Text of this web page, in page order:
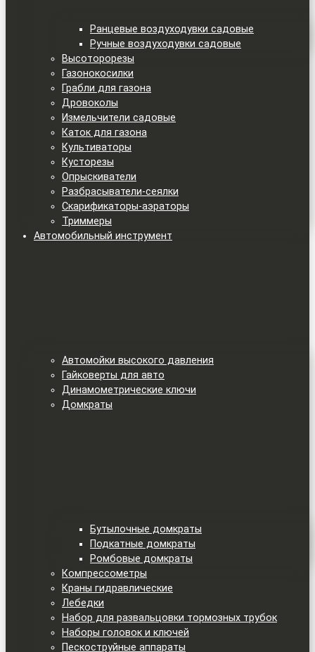
Ранцевые воздуходувки садовые
Ручные воздуходувки садовые
Высоторорезы
Газонокосилки
Грабли для газона
Дровоколы
Измельчители садовые
Каток для газона
Культиваторы
Кусторезы
Опрыскиватели
Разбрасыватели-сеялки
Скарификаторы-аэраторы
Триммеры
Автомобильный инструмент
Автомойки высокого давления
Гайковерты для авто
Динамометрические ключи
Домкраты
Бутылочные домкраты
Подкатные домкраты
Ромбовые домкраты
Компрессометры
Краны гидравлические
Лебедки
Набор для развальцовки тормозных трубок
Наборы головок и ключей
Пескоструйные аппараты